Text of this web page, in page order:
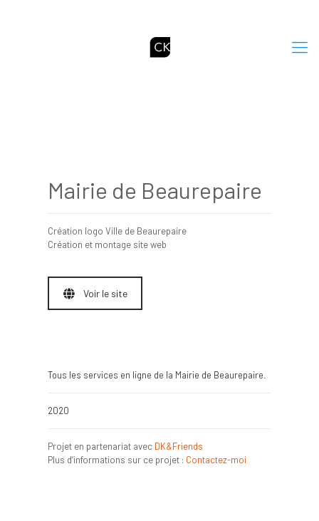
Mairie de Beaurepaire
Création logo Ville de Beaurepaire
Création et montage site web
Voir le site
Tous les services en ligne de la Mairie de Beaurepaire.
2020
Projet en partenariat avec DK&Friends
Plus d’informations sur ce projet : Contactez-moi